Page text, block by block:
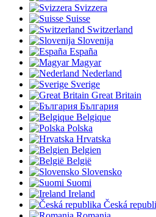
Svizzera
Suisse
Switzerland
Slovenija
España
Magyar
Nederland
Sverige
Great Britain
България
Belgique
Polska
Hrvatska
Belgien
België
Slovensko
Suomi
Ireland
Česká